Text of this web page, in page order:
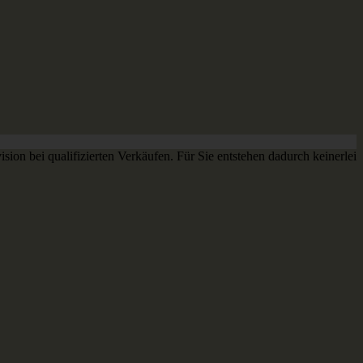
bei qualifizierten Verkäufen. Für Sie entstehen dadurch keinerlei